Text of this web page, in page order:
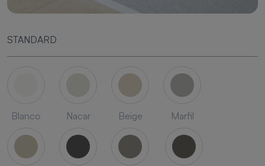
STANDARD
Blanco Nacar Beige Marfil